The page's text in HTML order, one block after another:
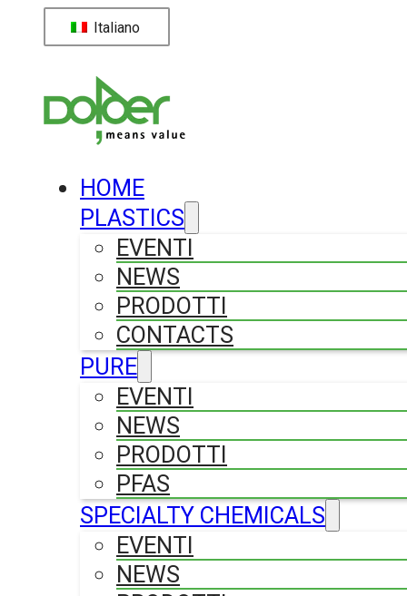
Italiano
HOME
PLASTICS
EVENTI
NEWS
PRODOTTI
CONTACTS
PURE
EVENTI
NEWS
PRODOTTI
PFAS
SPECIALTY CHEMICALS
EVENTI
NEWS